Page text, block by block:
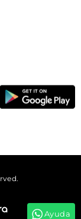
Ayuda